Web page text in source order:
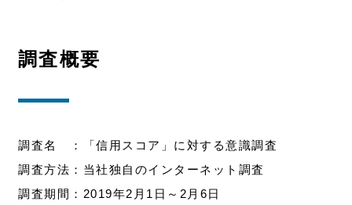
調査概要
調査名 ：「信用スコア」に対する意識調査
調査方法：当社独自のインターネット調査
調査期間：2019年2月1日～2月6日